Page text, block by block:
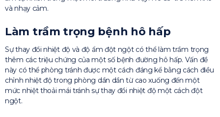
và nhạy cảm.
Làm trầm trọng bệnh hô hấp
Sự thay đổi nhiệt độ và độ ẩm đột ngột có thể làm trầm trọng
thêm các triệu chứng của một số bệnh đường hô hấp. Vấn đề
này có thể phòng tránh được một cách đáng kể bằng cách điều
chỉnh nhiệt độ trong phòng dần dần từ cao xuống đến một
mức nhiệt thoải mái tránh sự thay đổi nhiệt độ một cách đột
ngột.